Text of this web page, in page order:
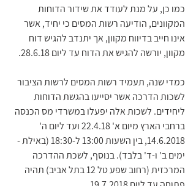
כמו כן, על מנת לעודד את שידור הדוחות
המקוונים, הודיעה רשות המסים כי יחיד, אשר
אינו חייב בדיווח מקוון, אך יתנדב להגיש דוח
מקוון, יורשה להגיש את הדוח עד ליום 28.6.18.
כמדי שנה, תעמיד רשות המסים לרשות הציבור
לשכות הדרכה אשר יסייעו בהגשת הדוחות
ליחידים. לשכות אלה יפעלו במשרדי מס הכנסה
ברחבי הארץ מיום א' 22.4.18 ועד ליום ה'
14.6.2018, בין השעות 13:00 ל-18:30 (באילת -
ימים ב' ו-ד' בלבד). בנוסף, לשכת ההדרכה
המרכזית (רחוב שפע טל 12 בתל אביב) תהיה